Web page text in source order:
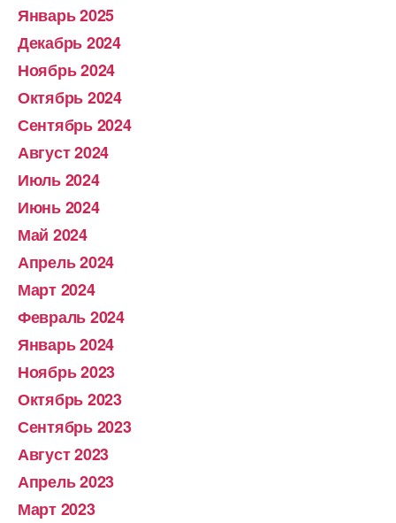
Январь 2025
Декабрь 2024
Ноябрь 2024
Октябрь 2024
Сентябрь 2024
Август 2024
Июль 2024
Июнь 2024
Май 2024
Апрель 2024
Март 2024
Февраль 2024
Январь 2024
Ноябрь 2023
Октябрь 2023
Сентябрь 2023
Август 2023
Апрель 2023
Март 2023